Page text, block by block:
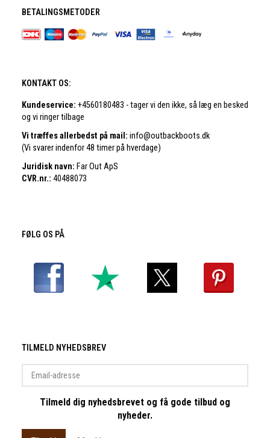
BETALINGSMETODER
KONTAKT OS:
Kundeservice: +4560180483 - tager vi den ikke, så læg en besked
og vi ringer tilbage
Vi træffes allerbedst på mail: info@outbackboots.dk
(Vi svarer indenfor 48 timer på hverdage)
Juridisk navn: Far Out ApS
CVR.nr.: 40488073
FØLG OS PÅ
TILMELD NYHEDSBREV
adresse
Tilmeld dig nyhedsbrevet og få gode tilbud og
nyheder.